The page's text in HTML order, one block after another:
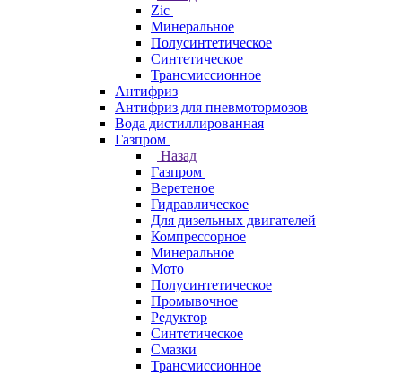
Zic
Минеральное
Полусинтетическое
Синтетическое
Трансмиссионное
Антифриз
Антифриз для пневмотормозов
Вода дистиллированная
Газпром
Назад
Газпром
Веретеное
Гидравлическое
Для дизельных двигателей
Компрессорное
Минеральное
Мото
Полусинтетическое
Промывочное
Редуктор
Синтетическое
Смазки
Трансмиссионное